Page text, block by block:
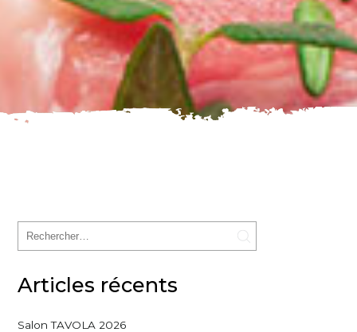
Articles récents
Salon TAVOLA 2026